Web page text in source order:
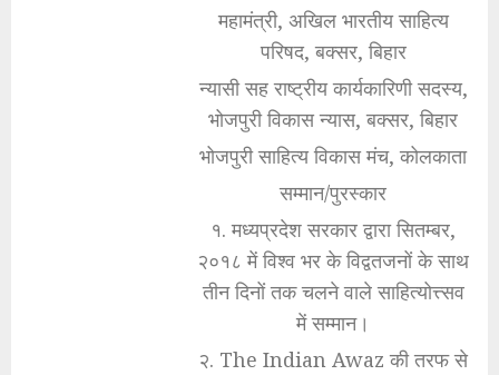
महामंत्री, अखिल भारतीय साहित्य
परिषद, बक्सर, बिहार
न्यासी सह राष्ट्रीय कार्यकारिणी सदस्य,
भोजपुरी विकास न्यास, बक्सर, बिहार
भोजपुरी साहित्य विकास मंच, कोलकाता
सम्मान/पुरस्कार
१. मध्यप्रदेश सरकार द्वारा सितम्बर,
२०१८ में विश्व भर के विद्वतजनों के साथ
तीन दिनों तक चलने वाले साहित्योत्त्सव
में सम्मान।
२. The Indian Awaz की तरफ से